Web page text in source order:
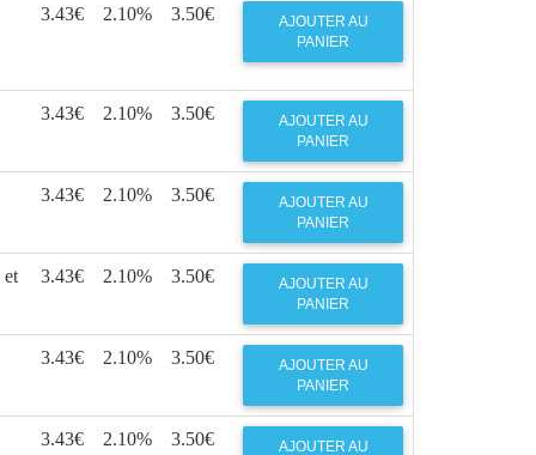
3.43€ 2.10% 3.50€
AJOUTER AU
PANIER
3.43€ 2.10% 3.50€
AJOUTER AU
PANIER
3.43€ 2.10% 3.50€
AJOUTER AU
PANIER
et
3.43€ 2.10% 3.50€
AJOUTER AU
PANIER
3.43€ 2.10% 3.50€
AJOUTER AU
PANIER
3.43€ 2.10% 3.50€ AJOUTER AU